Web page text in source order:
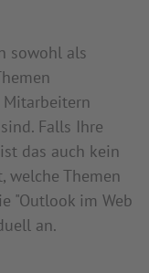
sowohl als
Mitarbeitern
Falls Ihre
das auch kein
welche Themen
"Outlook im Web
an.